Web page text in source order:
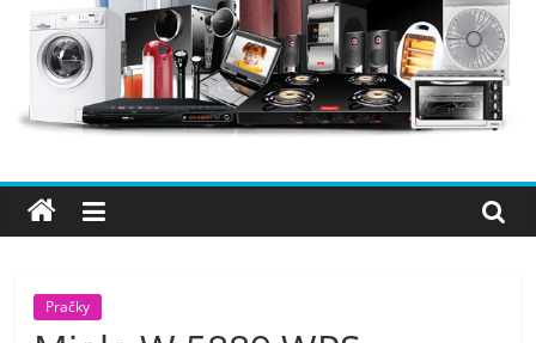
Elektro
OK
–
nejlepší
elektronika
Pračky